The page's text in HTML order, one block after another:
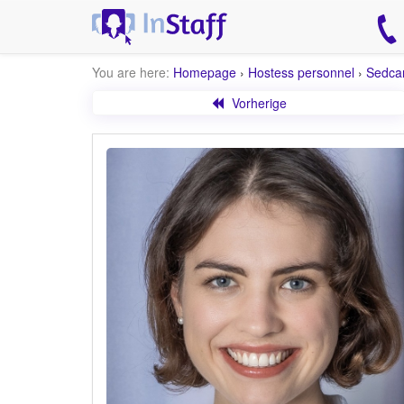
You are here: Homepage › Hostess personnel ›
Vorherige